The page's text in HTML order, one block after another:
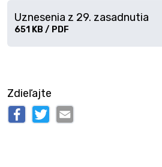
Stiahnuť
Uznesenia z 29. zasadnutia
651 KB / PDF
Zdieľajte